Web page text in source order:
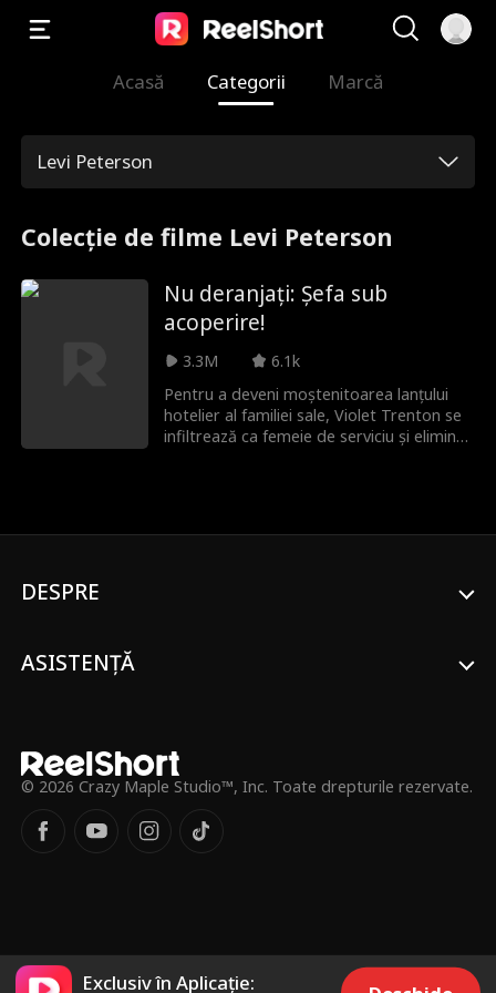
Acasă Categorii Marcă
Levi Peterson
Colecție de filme Levi Peterson
Nu deranjați: Șefa sub
acoperire!
3.3M
6.1k
Pentru a deveni moștenitoarea lanțului
hotelier al familiei sale, Violet Trenton se
infiltrează ca femeie de serviciu și elimină
DESPRE
ASISTENȚĂ
© 2026 Crazy Maple Studio™, Inc. Toate drepturile rezervate.
Exclusiv în Aplicație: